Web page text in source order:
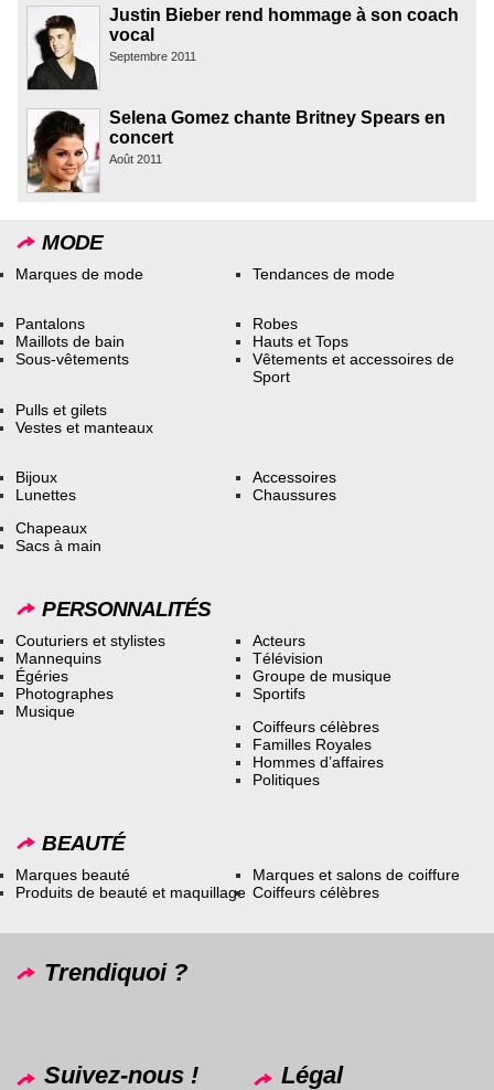
Justin Bieber rend hommage à son coach
vocal
Septembre 2011
Selena Gomez chante Britney Spears en
concert
Août 2011
MODE
Marques de mode Tendances de mode
Pantalons
Maillots de bain
Sous-vêtements
Robes
Hauts et Tops
Vêtements et accessoires de
Sport
Pulls et gilets
Vestes et manteaux
Bijoux
Lunettes
Accessoires
Chaussures
Chapeaux
Sacs à main
PERSONNALITÉS
Couturiers et stylistes
Mannequins
Égéries
Photographes
Musique
Acteurs
Télévision
Groupe de musique
Sportifs
Coiffeurs célèbres
Familles Royales
Hommes d’affaires
Politiques
BEAUTÉ
Marques beauté
Produits de beauté et maquillage
Marques et salons de coiffure
Coiffeurs célèbres
Trendiquoi ?
Suivez-nous ! Légal